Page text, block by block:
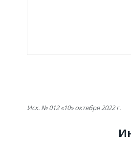
Исх. № 012 «10» октября 2022 г.